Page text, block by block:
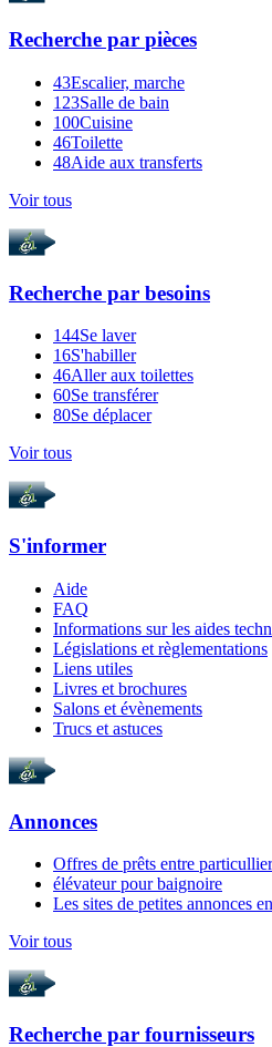
Recherche par pièces
43Escalier, marche
123Salle de bain
100Cuisine
46Toilette
48Aide aux transferts
Voir tous
Recherche par besoins
144Se laver
16S'habiller
46Aller aux toilettes
60Se transférer
80Se déplacer
Voir tous
S'informer
Aide
FAQ
Informations sur les aides
Législations et règlementations
Liens utiles
Livres et brochures
Salons et évènements
Trucs et astuces
Annonces
Offres de prêts entre
élévateur pour baignoire
Les sites de petites annonces
Voir tous
Recherche par fournisseurs